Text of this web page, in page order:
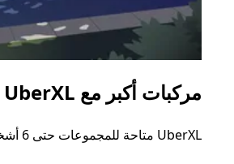
مركبات أكبر مع UberXL
UberXL متاحة للمجموعات حتى 6 أشخاص.